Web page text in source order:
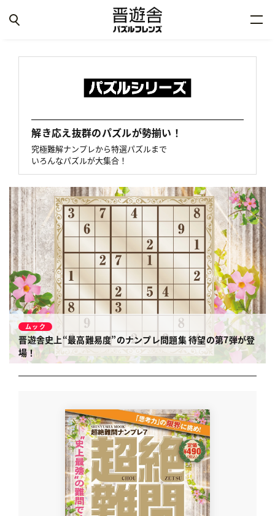
解き応え抜群のパズルが勢揃い！
究極難解ナンプレから特選パズルまで
いろんなパズルが大集合！
ムック
晋遊舎史上“最高難易度”のナンプレ問題集待望の第7弾が登
場！